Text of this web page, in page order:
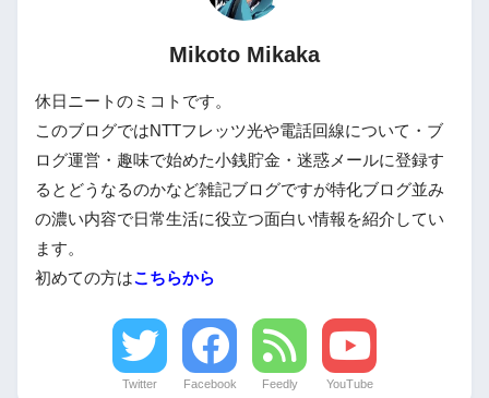
Mikoto Mikaka
休日ニートのミコトです。
このブログではNTTフレッツ光や電話回線について・ブ
ログ運営・趣味で始めた小銭貯金・迷惑メールに登録す
るとどうなるのかなど雑記ブログですが特化ブログ並み
の濃い内容で日常生活に役立つ面白い情報を紹介してい
ます。
初めての方はこちらから
Twitter Facebook Feedly YouTube